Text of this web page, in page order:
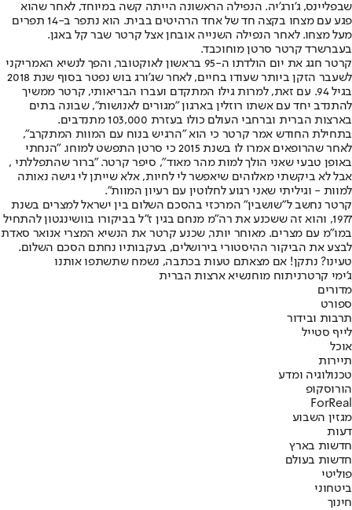
שבפליינס, ג'ורג'יה. הנפילה הראשונה הייתה קשה במיוחד, לאחר שהוא
פגע עם מצחו בקצה חד של אחד הרהיטים בבית. הוא נתפר ב-14 תפרים
מעל מצחו. לאחר הנפילה השנייה אובחן אצל קרטר שבר קל באגן.
בעברשרד קרטר סרטן מוחוכבד.
קרטר חגג את יום הולדתו ה-95 בראשון לאוקטובר, והפך לנשיא האמריקני
לשעבר הזקן ביותר שעודו בחיים, לאחר שג'ורג בוש נפטר בסוף שנת 2018
בגיל 94. עם זאת, למרות גילו המתקדם ועברו הבריאותי, קרטר ממשיך
להתנדב יחד עם אשתו רוזלין בארגון "מגורים לאנושות", שבונה בתים
בארצות הברית וברחבי העולם כולו בעזרת 103,000 מתנדבים.
בתחילת החודש אמר קרטר כי הוא "הרגיש בנוח עם המוות המתקרב",
לאחר שהרופאים אמרו לו בשנת 2015 כי סרטן התפשט למוחו. "הנחתי
באופן טבעי שאני הולך למות מהר מאוד", סיפר קרטר. "ברור שהתפללתי ,
אבל לא ביקשתי מאלוהים שיאפשר לי לחיות, אלא שייתן לי גישה נאותה
למוות - וגיליתי שאני רגוע לחלוטין עם רעיון המוות".
קרטר נחשב ל"שושבין" המרכזי בהסכם השלום בין ישראל למצרים בשנת
1977, והוא זה ששכנע את רה"מ מנחם בגין ז"ל בביקורו בוושינגטון להתחיל
במו"מ עם מצרים. מאוחר יותר, שכנע קרטר את הנשיא המצרי אנואר סאדת
לבצע את הביקור ההיסטורי בירושלים, בעקבותיו נחתם הסכם השלום.
טעינו? נתקן! אם מצאתם טעות בכתבה, נשמח שתשתפו אותנו
ג'ימי קרטרניתוח מוחנשיא ארצות הברית
מדורים
ספורט
תרבות ובידור
לייף סטייל
אוכל
תיירות
טכנולוגיה ומדע
הורוסקופ
ForReal
מגזין השבוע
דעות
חדשות בארץ
חדשות בעולם
פוליטי
ביטחוני
חינוך